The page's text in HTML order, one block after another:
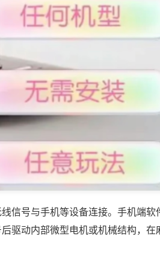
信号与手机等设备连接。手机端软
驱动内部微型电机或机械结构，在